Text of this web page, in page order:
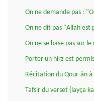
On ne demande pas :
On ne dit pas "Allah
On ne se base pas sur
Porter un hirz est permis
Récitation du Qour-ân
Tafsir du verset {layça